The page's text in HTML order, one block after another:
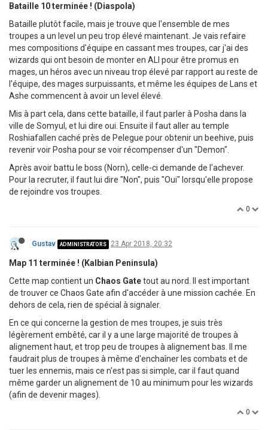
Bataille 10 terminée ! (Diaspola)
Bataille plutôt facile, mais je trouve que l'ensemble de mes
troupes a un level un peu trop élevé maintenant. Je vais refaire
mes compositions d'équipe en cassant mes troupes, car j'ai des
wizards qui ont besoin de monter en ALI pour être promus en
mages, un héros avec un niveau trop élevé par rapport au reste de
l'équipe, des mages surpuissants, et même les équipes de Lans et
Ashe commencent à avoir un level élevé.
Mis à part cela, dans cette bataille, il faut parler à Posha dans la
ville de Somyul, et lui dire oui. Ensuite il faut aller au temple
Roshiafallen caché près de Pelegue pour obtenir un beehive, puis
revenir voir Posha pour se voir récompenser d'un "Demon".
Après avoir battu le boss (Norn), celle-ci demande de l'achever.
Pour la recruter, il faut lui dire "Non", puis "Oui" lorsqu'elle propose
de rejoindre vos troupes.
0
Gustav ADMINISTRATORS 23 Apr 2018, 20:32
Map 11 terminée ! (Kalbian Peninsula)
Cette map contient un Chaos Gatetout au nord. Il est important
de trouver ce Chaos Gate afin d'accéder à une mission cachée. En
dehors de cela, rien de spécial à signaler.
En ce qui concerne la gestion de mes troupes, je suis très
légèrement embêté, car il y a une large majorité de troupes à
alignement haut, et trop peu de troupes à alignement bas. Il me
faudrait plus de troupes à même d'enchaîner les combats et de
tuer les ennemis, mais ce n'est pas si simple, car il faut quand
même garder un alignement de 10 au minimum pour les wizards
(afin de devenir mages).
0